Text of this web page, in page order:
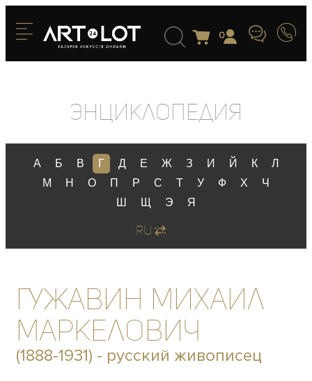
0
Энциклопедия
А Б В Г Д Е Ж З И Й К
Л
М
Н О П Р С Т У Ф Х
Ч
Ш
Щ Э Я
RU
Гужавин Михаил
Маркелович
(1888-1931) - русский живописец